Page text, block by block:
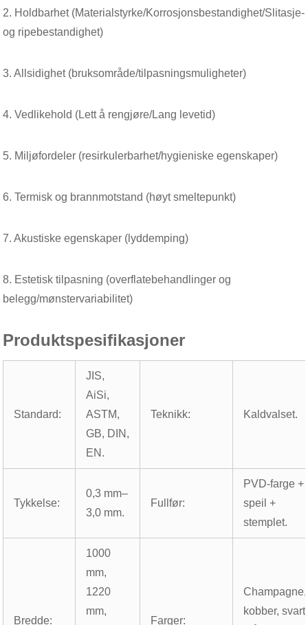
2. Holdbarhet (Materialstyrke/Korrosjonsbestandighet/Slitasje-
og ripebestandighet)
3. Allsidighet (bruksområde/tilpasningsmuligheter)
4. Vedlikehold (Lett å rengjøre/Lang levetid)
5. Miljøfordeler (resirkulerbarhet/hygieniske egenskaper)
6. Termisk og brannmotstand (høyt smeltepunkt)
7. Akustiske egenskaper (lyddemping)
8. Estetisk tilpasning (overflatebehandlinger og
belegg/mønstervariabilitet)
Produktspesifikasjoner
Standard:
JIS,
AiSi,
ASTM,
GB, DIN,
EN.
Teknikk: Kaldvalset.
Tykkelse:
0,3 mm–
3,0 mm.
Fullfør:
PVD-farge +
speil +
stemplet.
Bredde:
1000
mm,
1220
mm,
Farger:
Champagne,
kobber, svart,